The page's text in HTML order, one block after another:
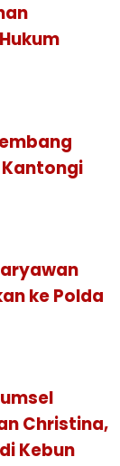
Kantongi
ke Polda
Christina,
Kebun